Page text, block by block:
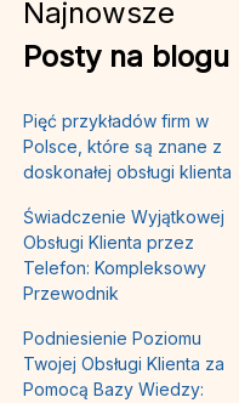
Najnowsze
Posty na blogu
Pięć przykładów firm w
Polsce, które są znane z
doskonałej obsługi klienta
Świadczenie Wyjątkowej
Obsługi Klienta przez
Telefon: Kompleksowy
Przewodnik
Podniesienie Poziomu
Twojej Obsługi Klienta za
Pomocą Bazy Wiedzy: